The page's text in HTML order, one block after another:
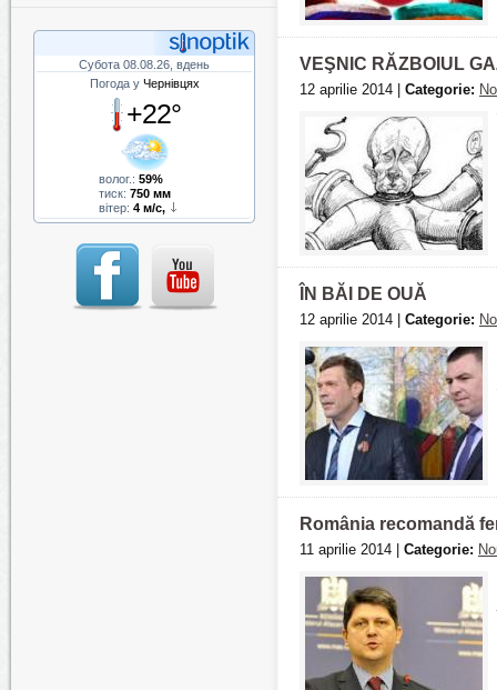
Субота 08.08.26, вдень
Погода у Чернівцях
+22°
волог.: 59%
тиск: 750 мм
вітер: 4 м/с,
VEŞNIC RĂZBOIUL
12 aprilie 2014 | Categorie:
ÎN BĂI DE OUĂ
12 aprilie 2014 | Categorie:
România recomandă
11 aprilie 2014 | Categorie: